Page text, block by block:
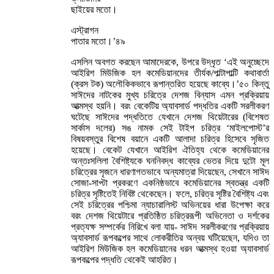
ছাইয়ের মতো।
এস্ট্রাগন
পাতার মতো।’৪৯
এসলিন অবগত করছেন আমাদেরকে, উপরে উদ্ধৃত ‘এই অনুচ্ছেদে
আইরিশ মিউজিক হল কমেডিয়ানদের তীর্যক/পাল্টাপাল্টি কথাবার্তা
(ক্রস টক) অলৌকিকভাবে রূপান্তরিত হয়েছে কাব্যে।’৫০ কিন্তু
সাঈদের নাটকের মুখ্য চরিত্রে দেশজ বিন্যাস এমন প্রক্রিয়ায়
আত্মস্থ হয়নি। বরং বেকেটিয় অ্যাবসার্ড পদ্ধতির একটি সরলীকরণ
ঘটেছে সাঈদের পদ্ধতিতে যেখানে দেশজ থিয়েটারের (বিশেষত
সার্কাস দলের) সঙ নামক সেই টাইপ চরিত্র ‘মাইলপোস্ট’র
বিষয়বস্তুর বিশেষ বয়ানে একটি আলাদা চরিত্র হিসেবে সৃজিত
হয়েছে। বেকেট যেখানে আইরিশ ঐতিহ্য থেকে কমেডিয়ানের
অন্তঃসলিলা বৈশিষ্ট্যকে ঘননিবদ্ধ কাব্যের ভেতর দিয়ে দুটো মূল
চরিত্রের সৃজনে ধারণাগতভাবে অন্যমাত্রা দিয়েছেন, সেখানে সাঈদ
সোজা-সাপ্টা প্রকরণে একনিষ্ঠভাবে কমেডিয়ানের স্বতন্ত্র একটি
চরিত্র সৃষ্টিতেই নিবিষ্ট থেকেছেন। ফলে, চরিত্র সৃষ্টির বৈশিষ্ট্য এবং
সেই চরিত্রের পশ্চিমা ন্যাচারালিস্ট অভিনয়ের ধারা উপেক্ষা করে
বরং দেশজ থিয়েটারে প্রতিষ্ঠিত চরিত্ররূপী অভিনেতা ও দর্শকের
প্রত্যক্ষ সম্পর্কের নিরিখে বলা যায়- সাঈদ সরলীকরণের প্রক্রিয়ায়
অ্যাবসার্ড রূপকল্পের সাথে লোকরীতির অন্বয় ঘটিয়েছেন, যদিও তা
আইরিশ মিউজিক হল কমেডিয়ানের ধরন আত্মস্থ হওয়া অ্যাবসার্ড
রূপকল্পের পদ্ধতি থেকেই আহরিত।